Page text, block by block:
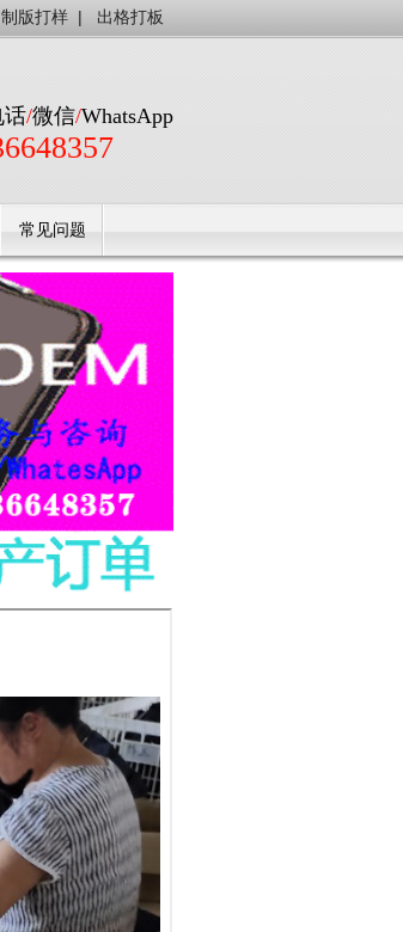
制版打样 | 出格打板
话/微信/WhatsApp
常见问题